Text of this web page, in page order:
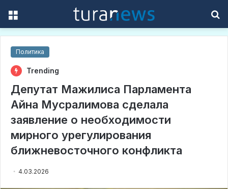
Политика
Trending
Депутат Мажилиса Парламента
Айна Мусралимова сделала
заявление о необходимости
мирного урегулирования
ближневосточного конфликта
4.03.2026